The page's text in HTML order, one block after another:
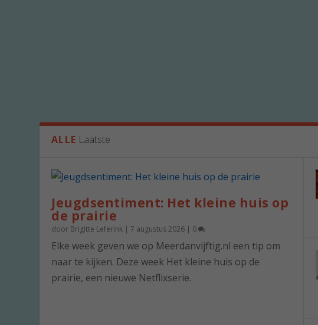
ALLE Laatste
Jeugdsentiment: Het kleine huis op
de prairie
door Brigitte Leferink |7 augustus 2026 | 0
Elke week geven we op Meerdanvijftig.nl een tip om
naar te kijken. Deze week Het kleine huis op de
prairie, een nieuwe Netflixserie.